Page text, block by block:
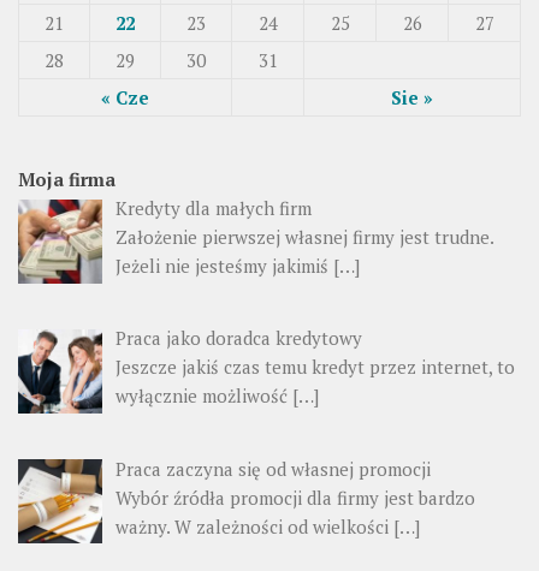
« Cze Sie »
21
22 23 24 25 26
27
28
29 30 31
Moja firma
Kredyty dla małych firm
Założenie pierwszej własnej firmy jest trudne.
Jeżeli nie jesteśmy jakimiś […]
Praca jako doradca kredytowy
Jeszcze jakiś czas temu kredyt przez internet, to
wyłącznie możliwość […]
Praca zaczyna się od własnej promocji
Wybór źródła promocji dla firmy jest bardzo
ważny. W zależności od wielkości […]